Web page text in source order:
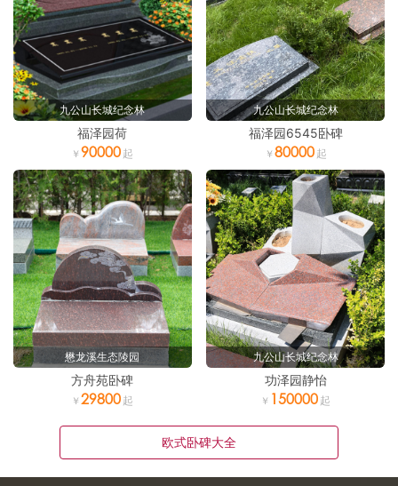
九公山长城纪念林
福泽园荷
90000
九公山长城纪念林
福泽园6545卧碑
80000
懋龙溪生态陵园
方舟苑卧碑
29800
九公山长城纪念林
功泽园静怡
150000
欧式卧碑大全